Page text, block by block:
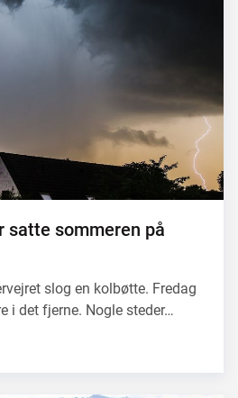
satte sommeren på
slog en kolbøtte. Fredag
i det fjerne. Nogle steder…